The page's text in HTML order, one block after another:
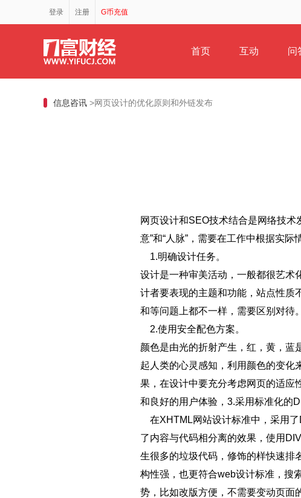
登录 注册 G币充值
首页 互动 问
信息咨讯 >网页设计的优化原则和外链发布
网页设计和SEO技术结合是网络技术
意”和“人脉”，需要在工作中根据实
1.明确设计任务。
设计是一种审美活动，一般都很艺术
计者要表现的主题和功能，站点性质
和等问题上都不一样，需要区别对待。
2.使用安全配色方案。
颜色是由光的折射产生，红，黄，蓝
起人类的心灵感知，利用颜色的变化
果，在设计中要充分考虑网页的适应
和良好的用户体验，3.采用标准化的
在XHTML网站设计标准中，采用了
了内容与代码相分离的效果，使用
生很多的垃圾代码，修饰的样快速排
构性强，也更符合web设计标准，搜
势，比如改版方便，不需要变动页面